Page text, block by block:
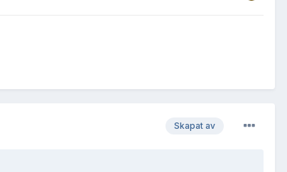
Skapat av